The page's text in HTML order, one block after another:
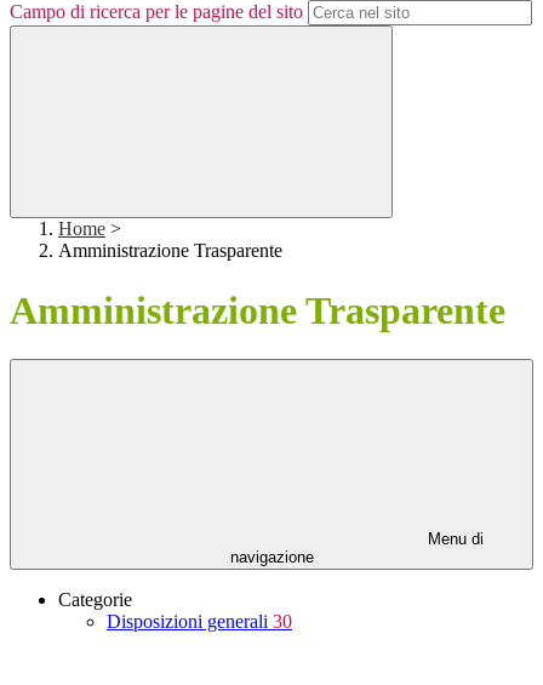
Campo di ricerca per le pagine del sito
Home >
Amministrazione Trasparente
Amministrazione Trasparente
Menu di
navigazione
Categorie
Disposizioni generali 30